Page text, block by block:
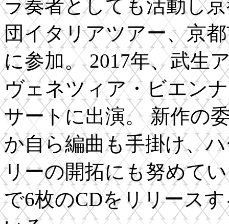
ラ奏者としても活動し
団イタリアツアー、京
に参加。 2017年、武生
ヴェネツィア・ビエン
サートに出演。 新作の
か自ら編曲も手掛け、
リーの開拓にも努めて
で6枚のCDをリリース